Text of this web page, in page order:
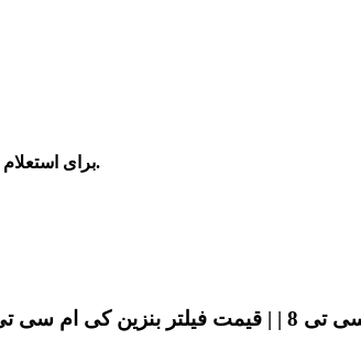
برای استعلامبا کیفیت عالی و ضمانت اصلی با شماره آقای کی ام سی در سایت تماس بگیرید.